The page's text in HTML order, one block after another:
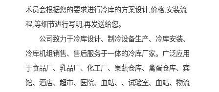
术员会根据您的要求进行冷库的方案设计,价格,安装流
程,等细节进行写明,再发送给您。
公司致力于冷库设计、制冷设备生产、冷库安装、
冷库机组销售、售后服务于一体的冷库厂家。广泛应用
于食品厂、乳品厂、化工厂、果蔬仓库、禽蛋仓库、宾
馆、酒店、超市、医院、血站、、试验室、血站、物流